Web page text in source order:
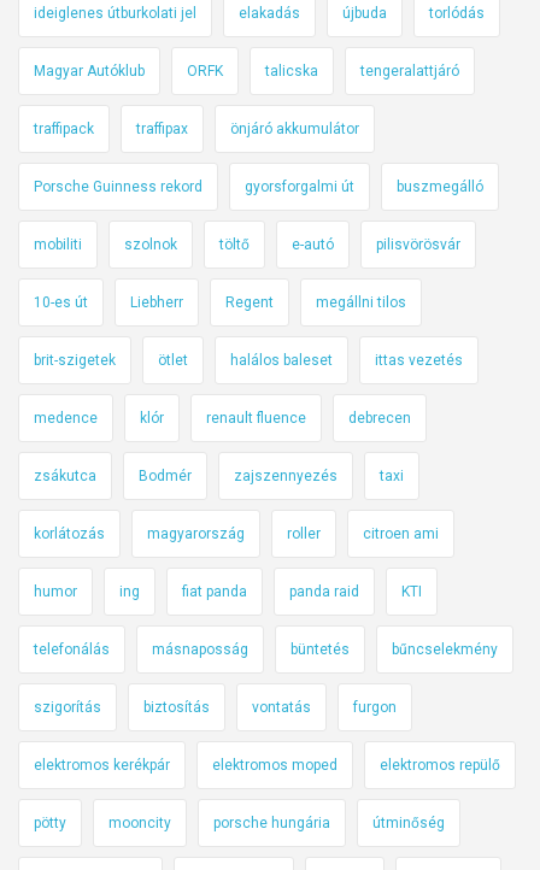
ideiglenes útburkolati jel elakadás újbuda torlódás
Magyar Autóklub ORFK talicska tengeralattjáró
traffipack traffipax önjáró akkumulátor
Porsche Guinness rekord gyorsforgalmi út buszmegálló
mobiliti szolnok töltő e-autó pilisvörösvár
10-es út Liebherr Regent megállni tilos
brit-szigetek ötlet halálos baleset ittas vezetés
medence klór renault fluence debrecen
zsákutca Bodmér zajszennyezés taxi
korlátozás magyarország roller citroen ami
humor ing fiat panda panda raid KTI
telefonálás másnaposság büntetés bűncselekmény
szigorítás biztosítás vontatás furgon
elektromos kerékpár elektromos moped elektromos repülő
pötty mooncity porsche hungária útminőség